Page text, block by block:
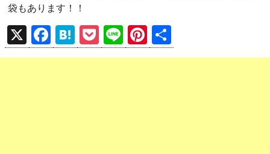
袋もあります！！
X
F
a
H
at
P
o
Li
n
Pi
nt 有